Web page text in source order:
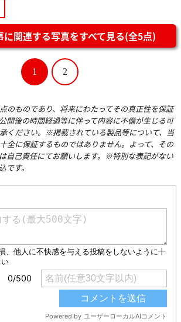
に関連する写真をすべて見る(全5点)
1 2
のものであり、将来にわたってその真正性を保証
開後の時間経過等に伴って内容に不備が生じる可
ください。※掲載されている製品等について、当
全に保証するものではありません。よって、その
自己責任にてお願いします。※特別な表記がない
です。